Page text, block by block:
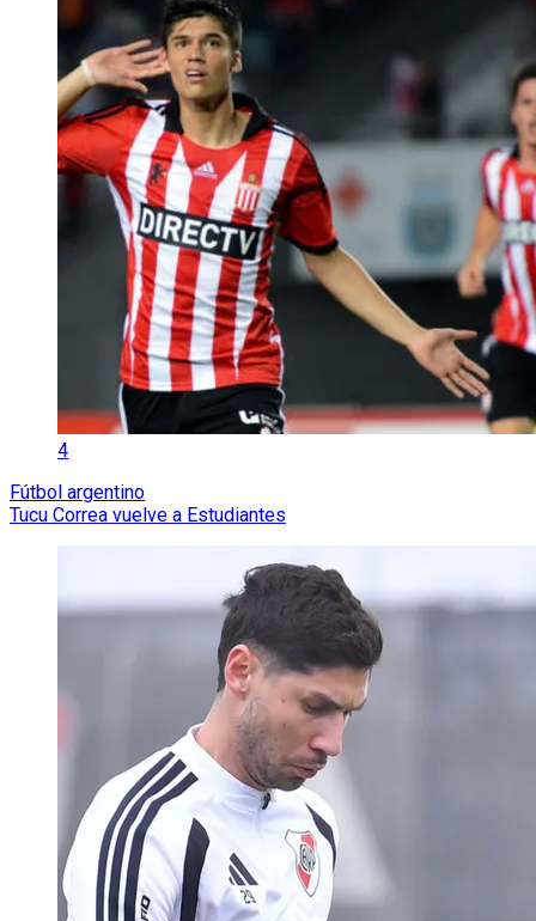
4
Fútbol argentino
Tucu Correa vuelve a Estudiantes